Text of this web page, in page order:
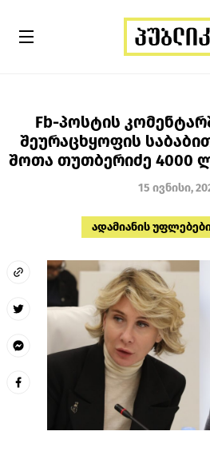
Fb-პოსტის
შეურაცხყოფის
შოთა თუთბერიძე 4000
15 ივნისი,
ადამიანის